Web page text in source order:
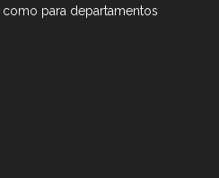
para departamentos